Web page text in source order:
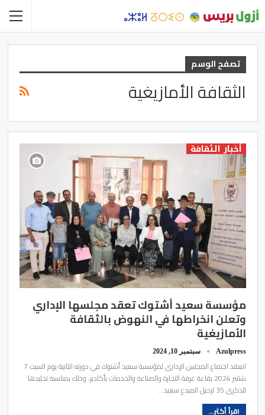
تصفح الوسم
الثقافة الأمازيغية
أخبار الثقافة
مؤسسة سعيد أشتوك تعقد مجلسها الإداري
وتعلن انخراطها في النهوض بالثقافة
الأمازيغية
Azulpress سبتمبر 10, 2024
انعقد اجتماع المجلس الإداري لمؤسسة سعيد أشتوك في دورته الثانية يوم السبت 7
شتنبر 2024 بقاعة غرفة التجارة والصناعة والخدمات بأكادير، وذلك بمناسبة تخليدها
للذكرى 35 لرحيل المبدع سعيد…
اقرأ أكثر...